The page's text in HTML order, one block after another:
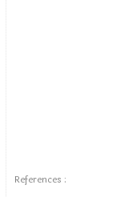
References :